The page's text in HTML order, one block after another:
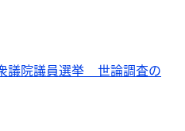
議院議員選挙 世論調査の